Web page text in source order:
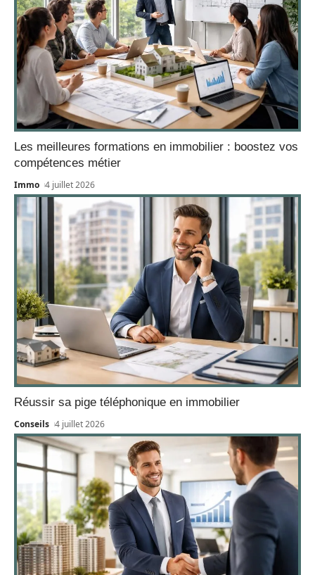
Les meilleures formations en immobilier : boostez vos
compétences métier
Immo 4 juillet 2026
Réussir sa pige téléphonique en immobilier
Conseils 4 juillet 2026